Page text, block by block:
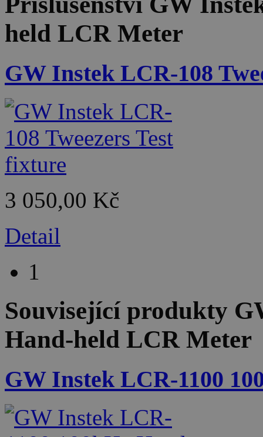
held LCR Meter
GW Instek LCR-108
3 050,00 Kč
Detail
1
Související produkty
Hand-held LCR Meter
GW Instek LCR-1100